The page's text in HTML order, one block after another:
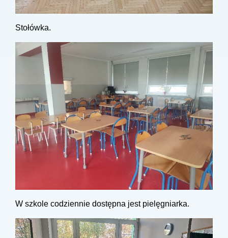
Stołówka.
W szkole codziennie dostępna jest pielęgniarka.